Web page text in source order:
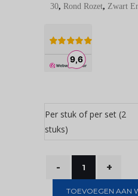
30, Rond Rozet, Zwart
Per stuk of per set (2
stuks)
TOEVOEGEN AAN